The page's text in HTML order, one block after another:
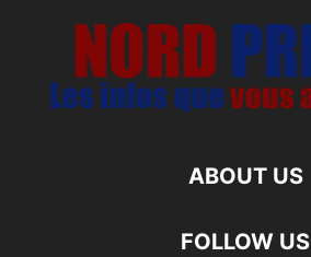
ABOUT US
FOLLOW US